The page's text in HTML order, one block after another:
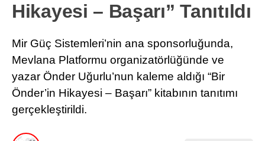
Hikayesi – Başarı” Tanıtıldı
Mir Güç Sistemleri’nin ana sponsorluğunda,
Mevlana Platformu organizatörlüğünde ve
yazar Önder Uğurlu’nun kaleme aldığı “Bir
Önder’in Hikayesi – Başarı” kitabının tanıtımı
gerçekleştirildi.